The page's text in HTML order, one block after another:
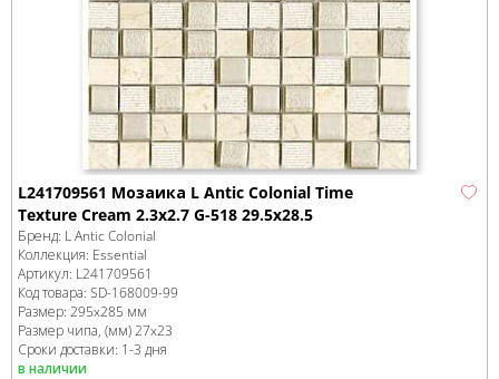
L241709561 Мозаика L Antic Colonial Time
Texture Cream 2.3x2.7 G-518 29.5x28.5
Бренд: L Antic Colonial
Коллекция: Essential
Артикул: L241709561
Код товара: SD-168009-99
Размер: 295x285 мм
Размер чипа, (мм)27x23
Сроки доставки: 1-3 дня
в наличии